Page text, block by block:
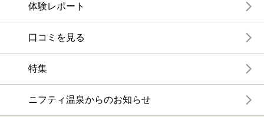
体験レポート
口コミを見る
特集
ニフティ温泉からのお知らせ